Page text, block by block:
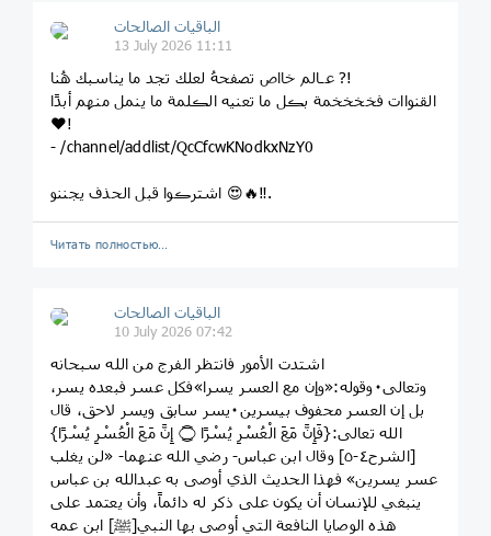
الباقيات الصالحات
13 July 2026 11:11
عـالم خااص تصفحهُ لعلك تجد ما يناسبك هُنا ?!
القنواات فخخخخمة بڪل ما تعنيه الڪلمة ما ينمل منهم أبدًا
♥️!
- /channel/addlist/QcCfcwKNodkxNzY0
اشترڪوا قبل الحذف يجننو 😍🔥‼️.
Читать полностью…
الباقيات الصالحات
10 July 2026 07:42
اشتدت الأمور فانتظر الفرج من الله سبحانه
وتعالى٠وقوله:«وإن مع العسر يسرا»فكل عسر فبعده يسر،
بل إن العسر محفوف بيسرين٠يسر سابق ويسر لاحق، قال
الله تعالى:{فَإِنَّ مَعَ الْعُسْرِ يُسْرًا ۝ إِنَّ مَعَ الْعُسْرِ يُسْرًا}
[الشرح٤-٥] وقال ابن عباس- رضي الله عنهما- «لن يغلب
عسر يسرين» فهذا الحديث الذي أوصى به عبدالله بن عباس
ينبغي للإنسان أن يكون على ذكر له دائماً، وأن يعتمد على
هذه الوصايا النافعة التي أوصى بها النبي[ﷺ] ابن عمه